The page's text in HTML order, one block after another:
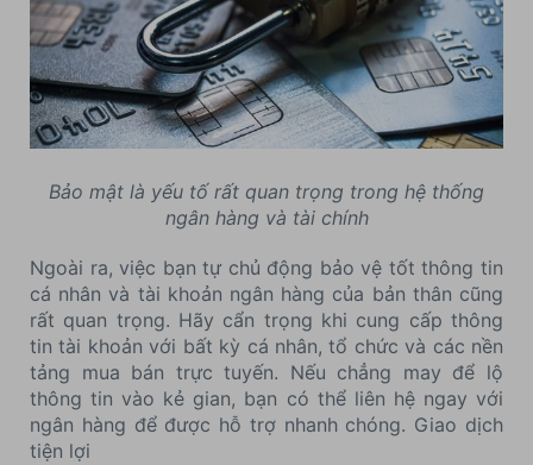
Bảo mật là yếu tố rất quan trọng trong hệ thống
ngân hàng và tài chính
Ngoài ra, việc bạn tự chủ động bảo vệ tốt thông tin
cá nhân và tài khoản ngân hàng của bản thân cũng
rất quan trọng. Hãy cẩn trọng khi cung cấp thông
tin tài khoản với bất kỳ cá nhân, tổ chức và các nền
tảng mua bán trực tuyến. Nếu chẳng may để lộ
thông tin vào kẻ gian, bạn có thể liên hệ ngay với
ngân hàng để được hỗ trợ nhanh chóng. Giao dịch
tiện lợi